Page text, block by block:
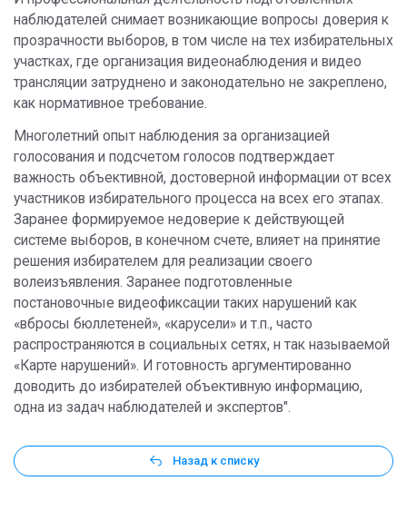
наблюдателей снимает возникающие вопросы доверия к
прозрачности выборов, в том числе на тех избирательных
участках, где организация видеонаблюдения и видео
трансляции затруднено и законодательно не закреплено,
как нормативное требование.
Многолетний опыт наблюдения за организацией
голосования и подсчетом голосов подтверждает
важность объективной, достоверной информации от всех
участников избирательного процесса на всех его этапах.
Заранее формируемое недоверие к действующей
системе выборов, в конечном счете, влияет на принятие
решения избирателем для реализации своего
волеизъявления. Заранее подготовленные
постановочные видеофиксации таких нарушений как
«вбросы бюллетеней», «карусели» и т.п., часто
распространяются в социальных сетях, н так называемой
«Карте нарушений». И готовность аргументированно
доводить до избирателей объективную информацию,
одна из задач наблюдателей и экспертов".
Назад к списку